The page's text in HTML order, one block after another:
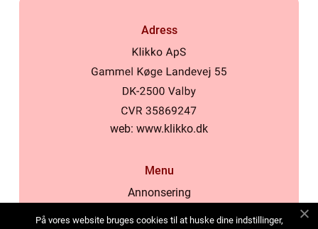
Adress
web: www.klikko.dk
Menu
Annonsering
På vores website bruges cookies til at huske dine indstillinger,